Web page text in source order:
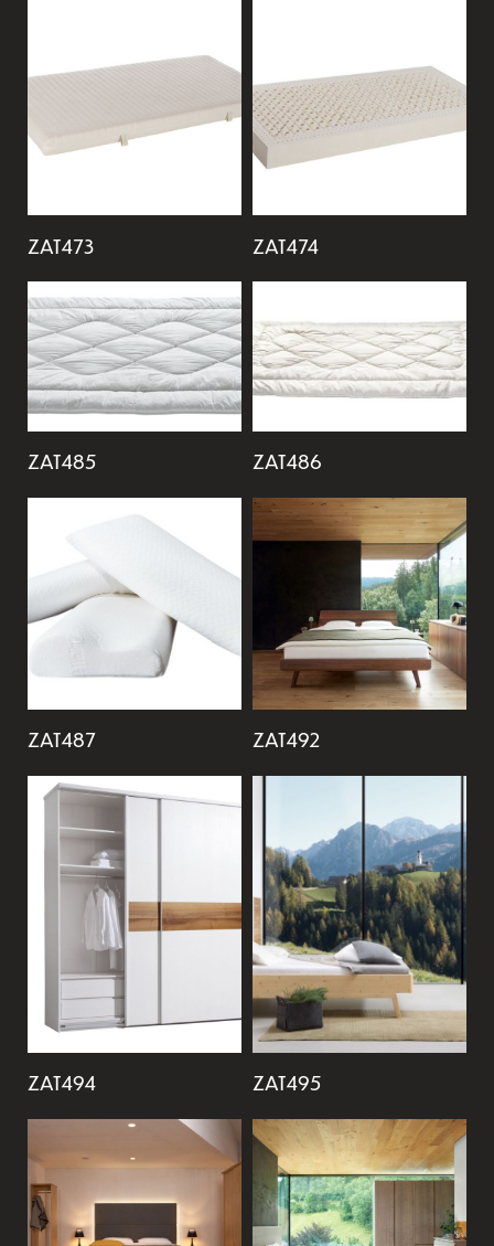
ZAT473 ZAT474
ZAT485 ZAT486
ZAT487 ZAT492
ZAT494 ZAT495